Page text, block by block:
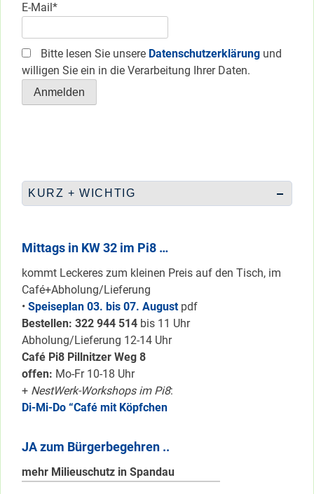
E-Mail*
Bitte lesen Sie unsere Datenschutzerklärung und
willigen Sie ein in die Verarbeitung Ihrer Daten.
KURZ + WICHTIG
Mittags in KW 32 im Pi8 …
kommt Leckeres zum kleinen Preis auf den Tisch, im
Café+Abholung/Lieferung
• Speiseplan 03. bis 07. August pdf
Bestellen: 322 944 514 bis 11 Uhr
Abholung/Lieferung 12-14 Uhr
Café Pi8 Pillnitzer Weg 8
offen: Mo-Fr 10-18 Uhr
+ NestWerk-Workshops im Pi8:
Di-Mi-Do “Café mit Köpfchen
JA zum Bürgerbegehren ..
mehr Milieuschutz in Spandau